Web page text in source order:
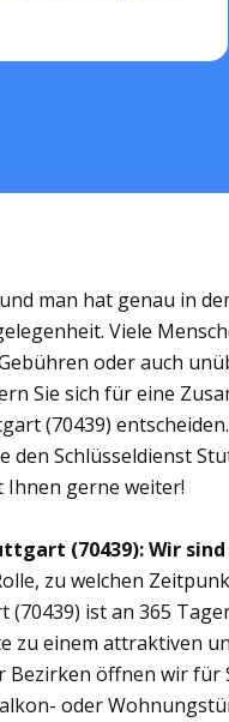
man hat genau in
Viele
oder auch
Sie sich für eine
(70439)
den Schlüsseldienst
gerne weiter!
(70439): Wir
zu welchen
ist an 365
zu einem attraktiven
öffnen wir für
oder